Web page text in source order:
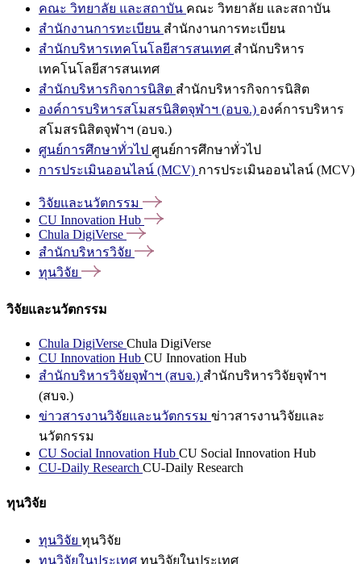
คณะ วิทยาลัย และสถาบัน คณะ วิทยาลัย และสถาบัน
สำนักงานการทะเบียน สำนักงานการทะเบียน
สำนักบริหารเทคโนโลยีสารสนเทศ สำนักบริหาร
เทคโนโลยีสารสนเทศ
สำนักบริหารกิจการนิสิต สำนักบริหารกิจการนิสิต
องค์การบริหารสโมสรนิสิตจุฬาฯ (อบจ.) องค์การบริหาร
สโมสรนิสิตจุฬาฯ (อบจ.)
ศูนย์การศึกษาทั่วไป ศูนย์การศึกษาทั่วไป
การประเมินออนไลน์ (MCV) การประเมินออนไลน์ (MCV)
วิจัยและนวัตกรรม
CU Innovation Hub
Chula DigiVerse
สำนักบริหารวิจัย
ทุนวิจัย
วิจัยและนวัตกรรม
Chula DigiVerse Chula DigiVerse
CU Innovation Hub CU Innovation Hub
สำนักบริหารวิจัยจุฬาฯ (สบจ.) สำนักบริหารวิจัยจุฬาฯ
(สบจ.)
ข่าวสารงานวิจัยและนวัตกรรม ข่าวสารงานวิจัยและ
นวัตกรรม
CU Social Innovation Hub CU Social Innovation Hub
CU-Daily Research CU-Daily Research
ทุนวิจัย
ทุนวิจัย ทุนวิจัย
ทุนวิจัยในประเทศ ทุนวิจัยในประเทศ